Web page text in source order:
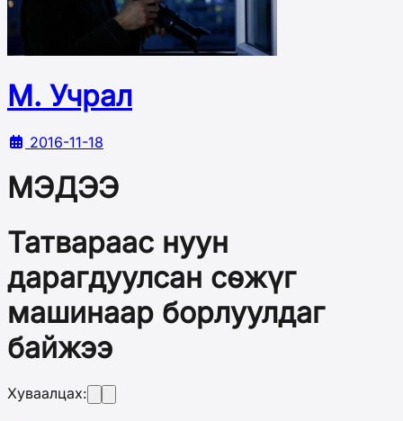
М. Учрал
2016-11-18
МЭДЭЭ
Татвараас нуун
дарагдуулсан сөжүг
машинаар борлуулдаг
байжээ
Хуваалцах: